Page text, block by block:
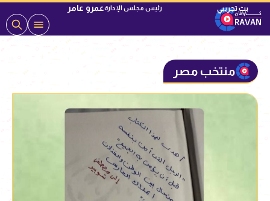
رئيس مجلس الإدارةعمرو عامر
منتخب مصر